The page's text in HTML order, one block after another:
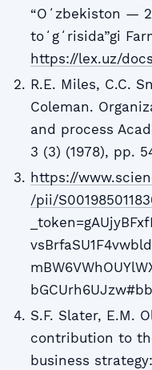
“Oʻzbekiston —
toʻgʻrisida”gi
https://lex.uz/
R.E. Miles, C.C.
Coleman.
and process
3 (3) (1978), pp.
https://
/pii/
S.F. Slater, E.M.
contribution to
business